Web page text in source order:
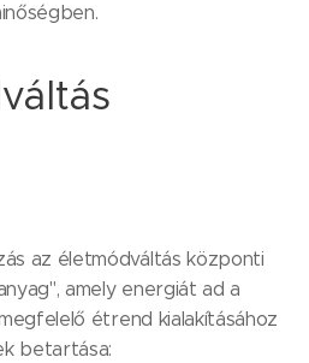
az életmódváltás központi
amely energiát ad a
étrend kialakításához
betartása: